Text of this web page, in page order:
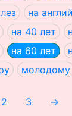
на
на 40 лет
на 60 лет
молодому
2 3 →